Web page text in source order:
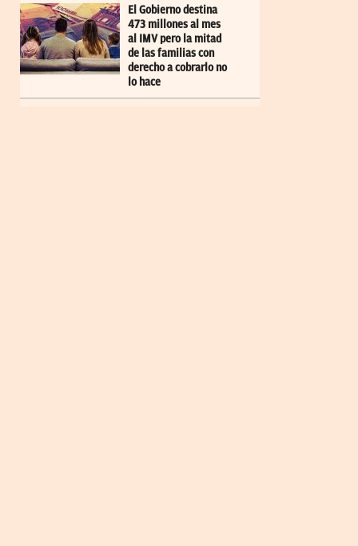
El Gobierno destina
473 millones al mes
al IMV pero la mitad
de las familias con
derecho a cobrarlo no
lo hace